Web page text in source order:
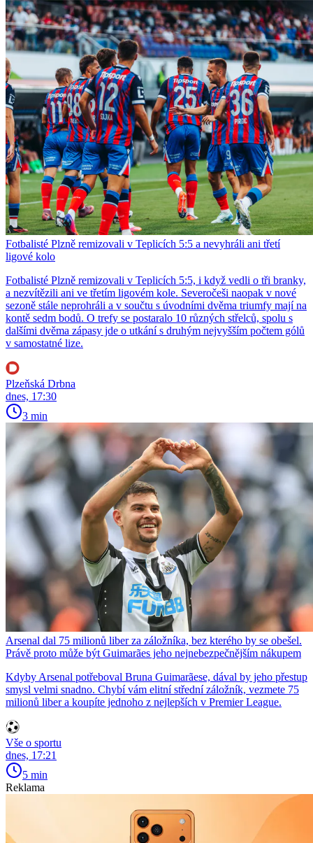
Fotbalisté Plzně remizovali v Teplicích 5:5 a nevyhráli ani třetí
ligové kolo
Fotbalisté Plzně remizovali v Teplicích 5:5, i když vedli o tři branky,
a nezvítězili ani ve třetím ligovém kole. Severočeši naopak v nové
sezoně stále neprohráli a v součtu s úvodními dvěma triumfy mají na
kontě sedm bodů. O trefy se postaralo 10 různých střelců, spolu s
dalšími dvěma zápasy jde o utkání s druhým nejvyšším počtem gólů
v samostatné lize.
Plzeňská Drbna
dnes, 17:30
3 min
Arsenal dal 75 milionů liber za záložníka, bez kterého by se obešel.
Právě proto může být Guimarães jeho nejnebezpečnějším nákupem
Kdyby Arsenal potřeboval Bruna Guimarãese, dával by jeho přestup
smysl velmi snadno. Chybí vám elitní střední záložník, vezmete 75
milionů liber a koupíte jednoho z nejlepších v Premier League.
Vše o sportu
dnes, 17:21
5 min
Reklama